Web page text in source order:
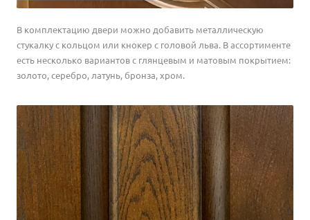
В комплектацию двери можно добавить металлическую
стукалку с кольцом или кнокер с головой льва. В ассортименте
есть несколько вариантов с глянцевым и матовым покрытием:
золото, серебро, латунь, бронза, хром.